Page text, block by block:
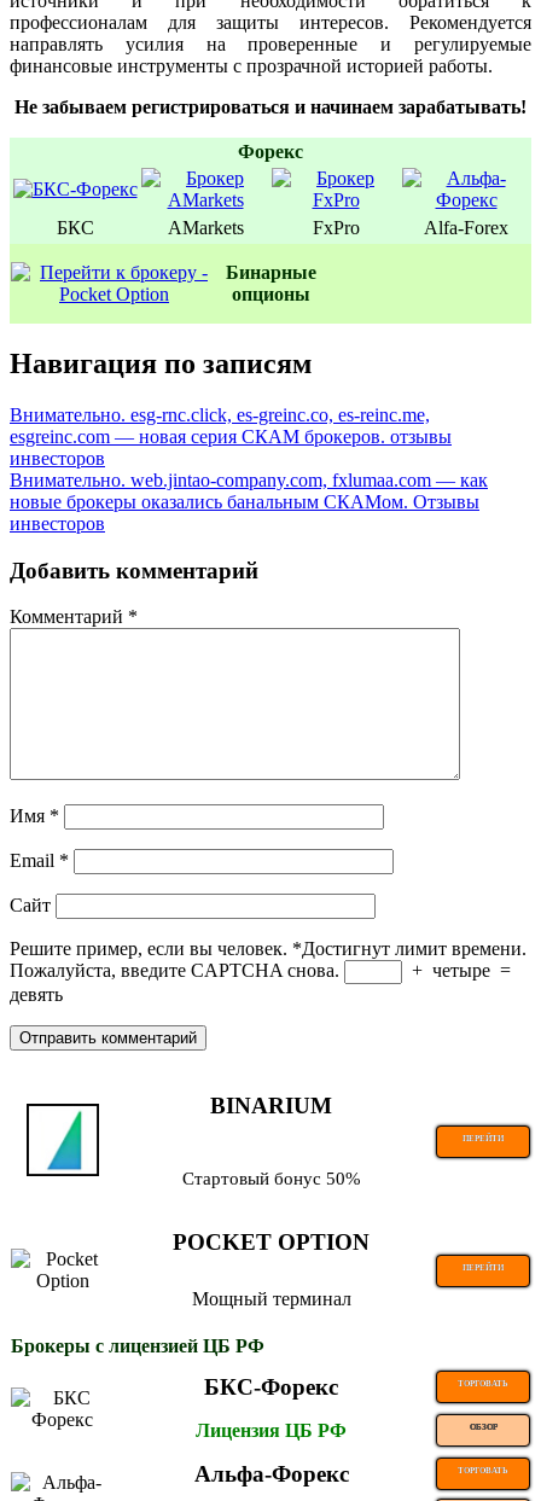
профессионалам для защиты интересов. Рекомендуется
направлять усилия на проверенные и регулируемые
финансовые инструменты с прозрачной историей работы.
Не забываем регистрироваться и начинаем зарабатывать!
Форекс
БКС AMarkets FxPro Alfa-Forex
Бинаpные
oпционы
Навигация по записям
Внимательно. esg-rnc.click, es-greinc.co, es-reinc.me,
esgreinc.com — новая серия СКАМ брокеров. отзывы
инвесторов
Внимательно. web.jintao-company.com, fxlumaa.com — как
новые брокеры оказались банальным СКАМом. Отзывы
инвесторов
Добавить комментарий
Комментарий *
Имя *
Email *
Сайт
Решите пример, если вы человек. *Достигнут лимит времени.
Пожалуйста, введите CAPTCHA снова.
+ четыре =
девять
BINARIUM
ПЕРЕЙТИ
Стартовый бонус 50%
POCKET OPTION
ПЕРЕЙТИ
Мощный терминал
Брокеры с лицензией ЦБ РФ
БКС-Форекс ТОРГОВАТЬ
Лицензия ЦБ РФ ОБЗОР
Альфа-Форекс ТОРГОВАТЬ